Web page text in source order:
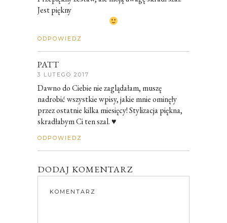
Jest piękny
ODPOWIEDZ
PATT
3 LUTEGO 2017
Dawno do Ciebie nie zaglądałam, muszę
nadrobić wszystkie wpisy, jakie mnie ominęły
przez ostatnie kilka miesięcy! Stylizacja piękna,
skradłabym Ci ten szal. ♥
ODPOWIEDZ
DODAJ KOMENTARZ